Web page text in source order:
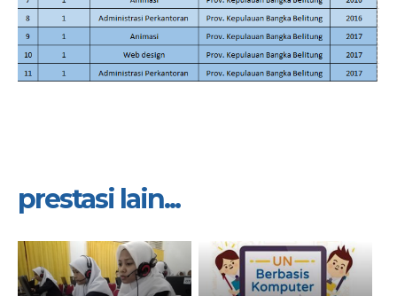
prestasi lain...